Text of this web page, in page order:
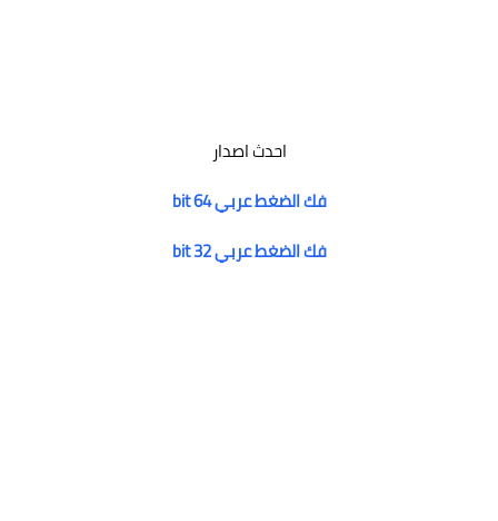
احدث اصدار
فك الضغط عربي 64 bit
فك الضغط عربي 32 bit